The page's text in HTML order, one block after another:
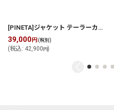
[PINETA]ジャケット テーラーカラー7分袖 ジャケット
39,000円 (税別)
(税込: 42,900円)